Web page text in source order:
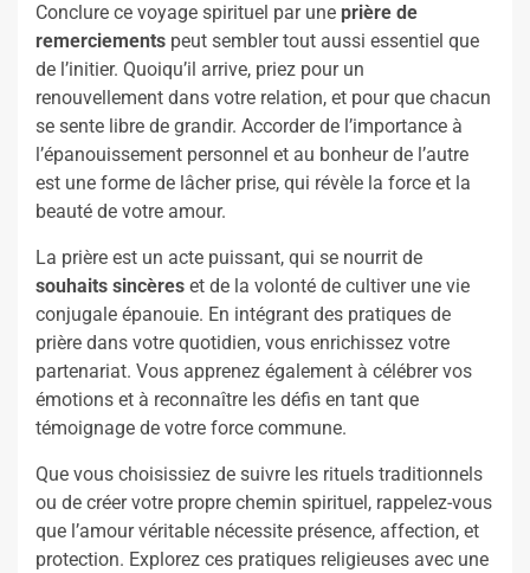
Conclure ce voyage spirituel par une prière de
remerciements peut sembler tout aussi essentiel que
de l’initier. Quoiqu’il arrive, priez pour un
renouvellement dans votre relation, et pour que chacun
se sente libre de grandir. Accorder de l’importance à
l’épanouissement personnel et au bonheur de l’autre
est une forme de lâcher prise, qui révèle la force et la
beauté de votre amour.
La prière est un acte puissant, qui se nourrit de
souhaits sincères et de la volonté de cultiver une vie
conjugale épanouie. En intégrant des pratiques de
prière dans votre quotidien, vous enrichissez votre
partenariat. Vous apprenez également à célébrer vos
émotions et à reconnaître les défis en tant que
témoignage de votre force commune.
Que vous choisissiez de suivre les rituels traditionnels
ou de créer votre propre chemin spirituel, rappelez-vous
que l’amour véritable nécessite présence, affection, et
protection. Explorez ces pratiques religieuses avec une